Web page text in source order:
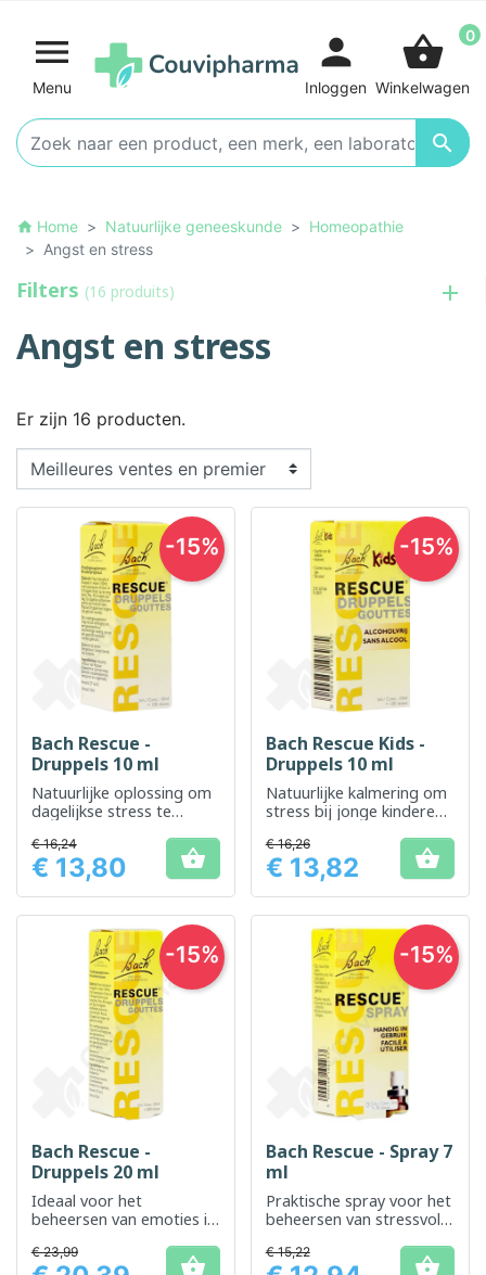

Menu

person
Inloggen
shopping_basket 0
Winkelwagen
home Home Natuurlijke geneeskunde
Homeopathie
Angst en stress
Filters (16 produits)
Angst en stress
Er zijn 16 producten.
Bach Rescue -
Druppels 10 ml
Natuurlijke oplossing om
dagelijkse stress te
Prijs
€ 16,24
€ 13,80 
-15%
Bach Rescue Kids -
Druppels 10 ml
Natuurlijke kalmering om
stress bij jonge kinderen
Prijs
€ 16,26
€ 13,82 
-15%
Bach Rescue -
Druppels 20 ml
Ideaal voor het
beheersen van emoties in
€ 23,99

-15%
Bach Rescue - Spray 7
ml
Praktische spray voor het
beheersen van stressvolle
€ 15,22

-15%